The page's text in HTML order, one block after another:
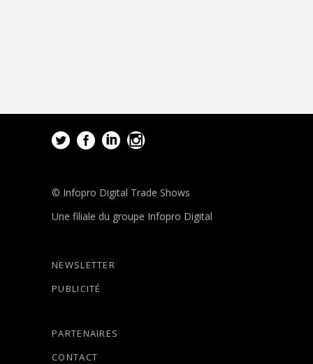
© Infopro Digital Trade Shows
Une filiale du groupe Infopro Digital
NEWSLETTER
PUBLICITÉ
PARTENAIRES
CONTACT